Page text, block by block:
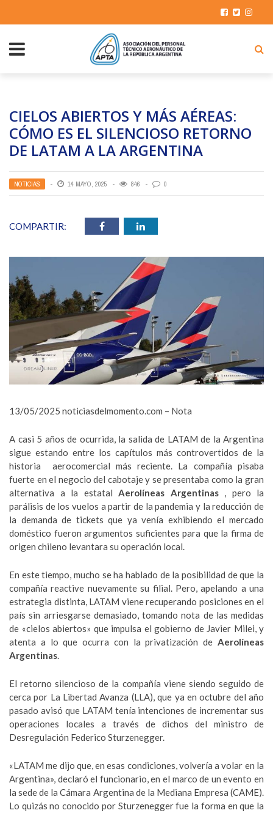
CIELOS ABIERTOS Y MÁS AÉREAS:
CÓMO ES EL SILENCIOSO RETORNO
DE LATAM A LA ARGENTINA
NOTICIAS 14 MAYO, 2025 846 0
COMPARTIR:
13/05/2025 noticiasdelmomento.com – Nota
A casi 5 años de ocurrida, la salida de LATAM de la Argentina
sigue estando entre los capítulos más controvertidos de la
historia aerocomercial más reciente. La compañía pisaba
fuerte en el negocio del cabotaje y se presentaba como la gran
alternativa a la estatal Aerolíneas Argentinas, pero la
parálisis de los vuelos a partir de la pandemia y la reducción de
la demanda de tickets que ya venía exhibiendo el mercado
doméstico fueron argumentos suficientes para que la firma de
origen chileno levantara su operación local.
En este tiempo, mucho se ha hablado de la posibilidad de que la
compañía reactive nuevamente su filial. Pero, apelando a una
estrategia distinta, LATAM viene recuperando posiciones en el
país sin arriesgarse demasiado, tomando nota de las medidas
de «cielos abiertos» que impulsa el gobierno de Javier Milei, y
atenta a lo que ocurra con la privatización de Aerolíneas
Argentinas.
El retorno silencioso de la compañía viene siendo seguido de
cerca por La Libertad Avanza (LLA), que ya en octubre del año
pasado avisó que LATAM tenía intenciones de incrementar sus
operaciones locales a través de dichos del ministro de
Desregulación Federico Sturzenegger.
«LATAM me dijo que, en esas condiciones, volvería a volar en la
Argentina», declaró el funcionario, en el marco de un evento en
la sede de la Cámara Argentina de la Mediana Empresa (CAME).
Lo quizás no conocido por Sturzenegger fue la forma en que la